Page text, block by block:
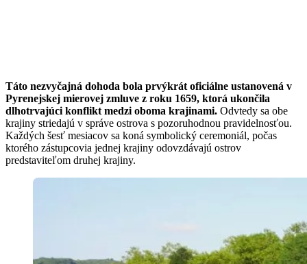
Táto nezvyčajná dohoda bola prvýkrát oficiálne ustanovená v
Pyrenejskej mierovej zmluve z roku 1659, ktorá ukončila
dlhotrvajúci konflikt medzi oboma krajinami. Odvtedy sa obe
krajiny striedajú v správe ostrova s pozoruhodnou pravidelnosťou.
Každých šesť mesiacov sa koná symbolický ceremoniál, počas
ktorého zástupcovia jednej krajiny odovzdávajú ostrov
predstaviteľom druhej krajiny.